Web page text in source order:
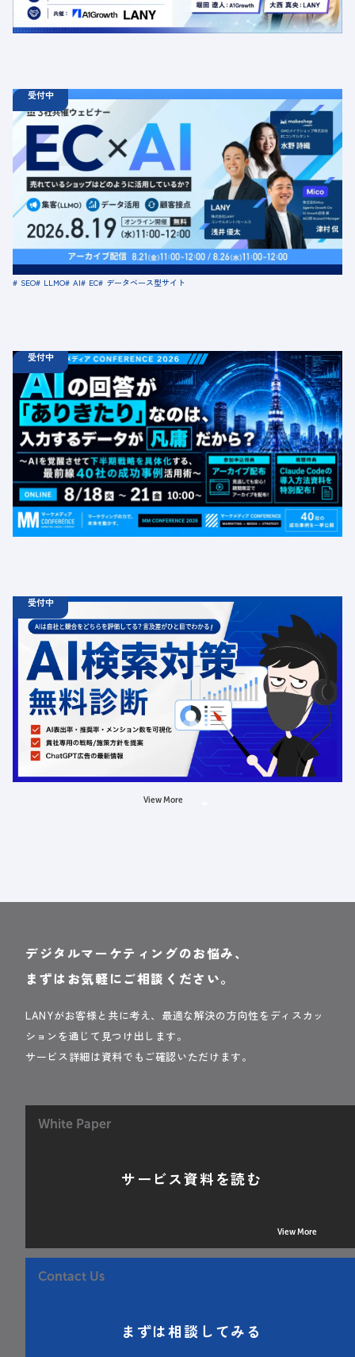
WeWork内 最寄り：新宿駅・代々木駅・新宿三丁目駅
交流会 共催 AI LLMO デジタルマーケティング トレンド 採用イベント 広告
受付中
ウェビナー 08.19
11:00 - 12:00
水 11:00 - 12:00
【無料セミナー】EC × AI 売れているショップはどのよう
に活用しているか？ 「集客（LLMO）」「データ活用」
「顧客接点」
定員数：500名
金額：無料
場所：オンライン
SEO LLMO AI EC データベース型サイト
受付中
ウェビナー 08.18 火 10:00 -
08.21 金 16:00
【無料カンファレンス】AIの回答が「ありきたり」なの
は、入力するデータが凡庸だから？ 〜AIを覚醒させて下
半期戦略を具体化する、最前線40社の成功事例活用術〜
定員数：1000名
金額：無料
場所：オンライン
BtoB
受付中
診断
12.31 00:00
ChatGPT広告の最新動向・AI検索対策に関する無料相談
受付中
定員数：500名
金額：無料
場所：オンライン
LLMO 広告
View More
デジタルマーケティングのお悩み、
まずはお気軽にご相談ください。
LANYがお客様と共に考え、最適な解決の方向性をディスカッ
ションを通じて見つけ出します。
サービス詳細は資料でもご確認いただけます。
White Paper
サービス資料を読む
View More
Contact Us
まずは相談してみる